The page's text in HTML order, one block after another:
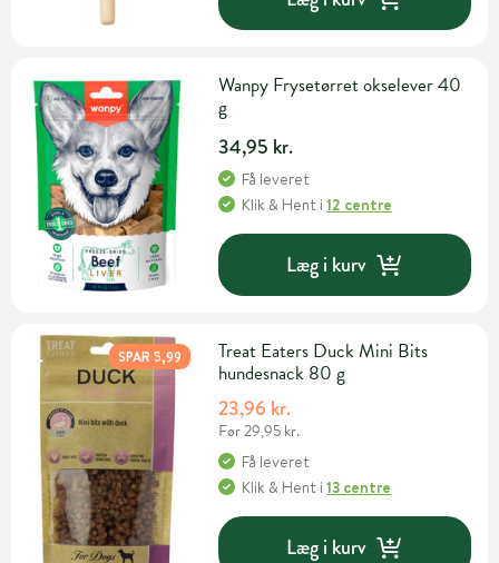
Wanpy Frysetørret okselever 40
g
34,95 kr.
Få leveret
Klik & Hent i12 centre
Læg i kurv
SPAR 5,99
Treat Eaters Duck Mini Bits
hundesnack 80 g
23,96 kr.
Før 29,95 kr.
Få leveret
Klik & Hent i13 centre
Læg i kurv